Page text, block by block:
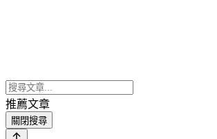
推薦文章
關閉搜尋